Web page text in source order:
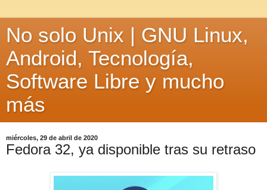
No solo Unix | GNU Linux,
Android, Tecnología,
Software Libre y mucho
más
miércoles, 29 de abril de 2020
Fedora 32, ya disponible tras su retraso